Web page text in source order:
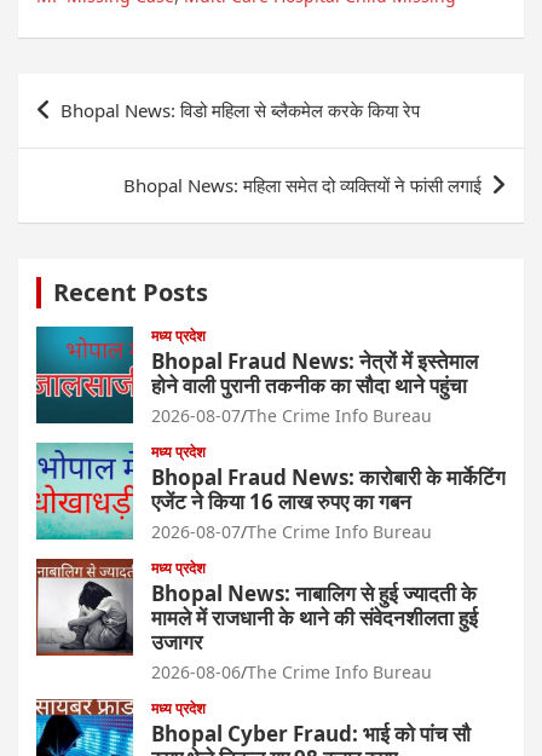
Post
navigation
Bhopal News: विडो महिला से ब्लैकमेल करके किया रेप
Bhopal News: महिला समेत दो व्यक्तियों ने फांसी लगाई
Recent Posts
मध्य प्रदेश
Bhopal Fraud News: नेत्रों में इस्तेमाल
होने वाली पुरानी तकनीक का सौदा थाने पहुंचा
2026-08-07 The Crime Info Bureau
मध्य प्रदेश
Bhopal Fraud News: कारोबारी के मार्केटिंग
एजेंट ने किया 16 लाख रुपए का गबन
2026-08-07 The Crime Info Bureau
मध्य प्रदेश
Bhopal News: नाबालिग से हुई ज्यादती के
मामले में राजधानी के थाने की संवेदनशीलता हुई
उजागर
2026-08-06 The Crime Info Bureau
मध्य प्रदेश
Bhopal Cyber Fraud: भाई को पांच सौ